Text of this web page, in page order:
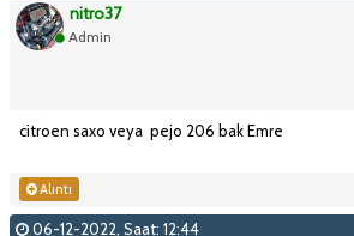
nitro37
Admin
citroen saxo veya pejo 206 bak Emre
Alıntı
06-12-2022, Saat: 12:44